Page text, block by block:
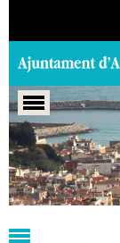
Portada >